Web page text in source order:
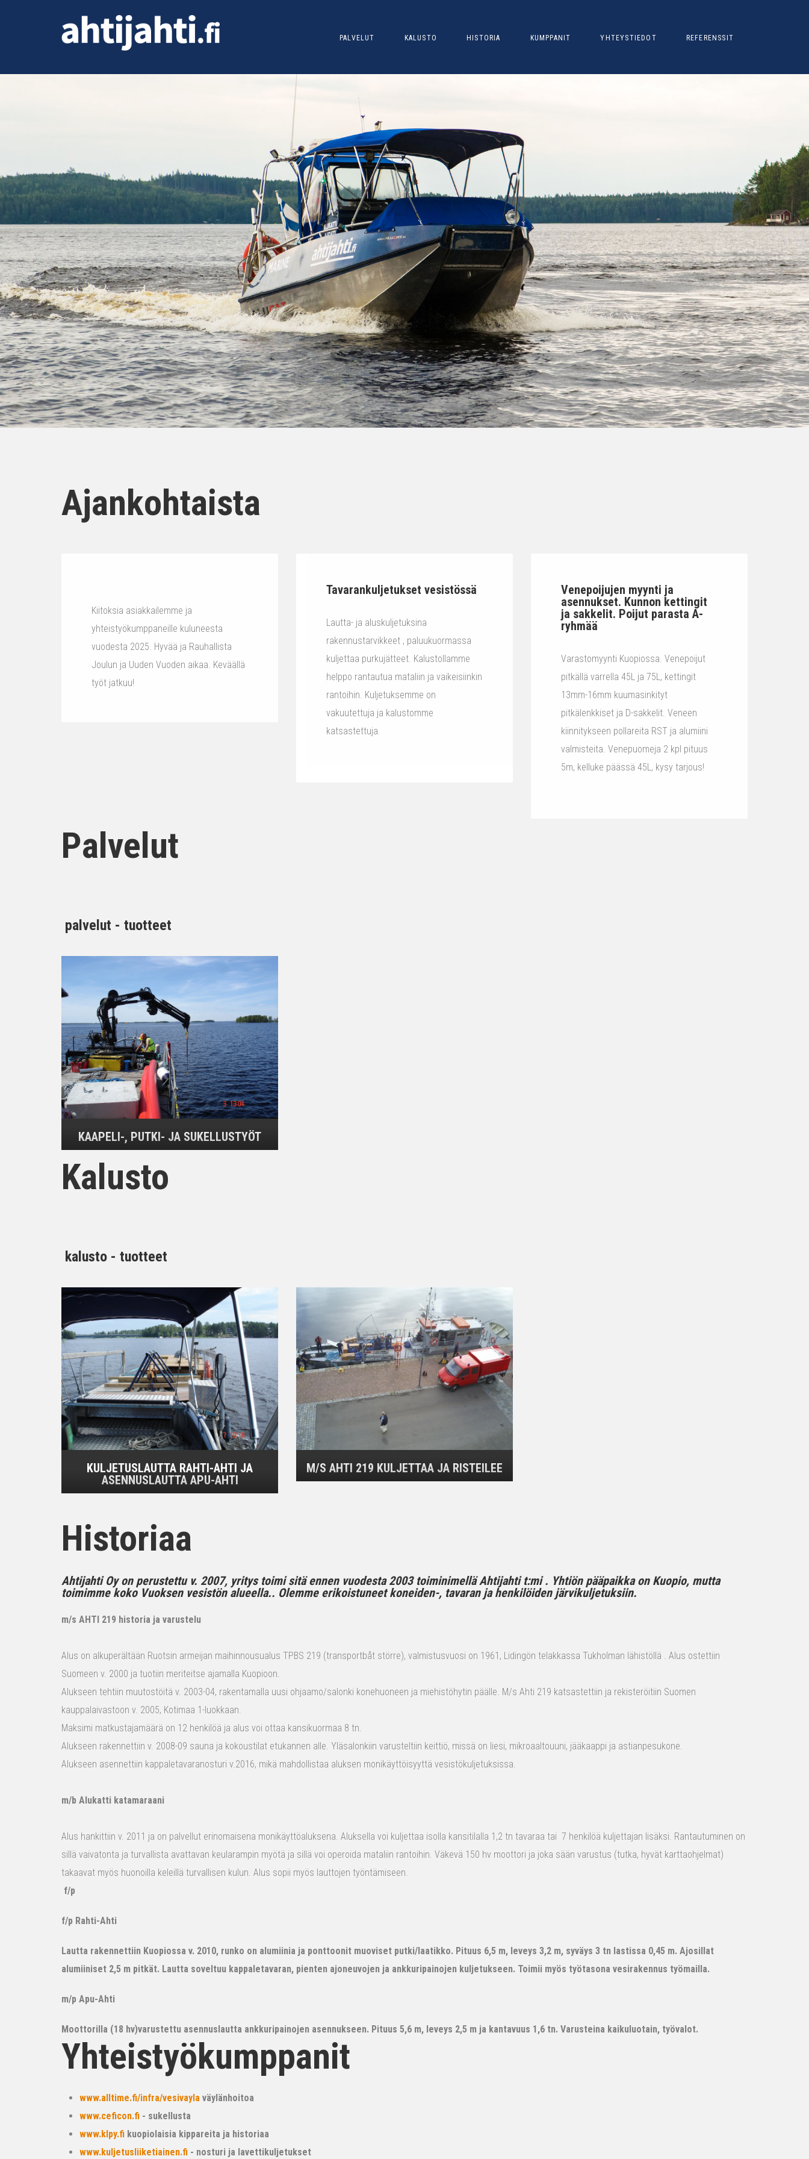
PALVELUT KALUSTO HISTORIA KUMPPANIT YHTEYSTIEDOT REFERENSSIT
Ajankohtaista
Kiitoksia asiakkailemme ja
yhteistyökumppaneille kuluneesta
vuodesta 2025. Hyvää ja Rauhallista
Joulun ja Uuden Vuoden aikaa. Keväällä
työt jatkuu!
Tavarankuljetukset vesistössä
Lautta- ja aluskuljetuksina
rakennustarvikkeet , paluukuormassa
kuljettaa purkujätteet. Kalustollamme
helppo rantautua mataliin ja vaikeisiinkin
rantoihin. Kuljetuksemme on
vakuutettuja ja kalustomme
katsastettuja.
Venepoijujen myynti ja
asennukset. Kunnon kettingit
ja sakkelit. Poijut parasta A-
ryhmää
Varastomyynti Kuopiossa. Venepoijut
pitkällä varrella 45L ja 75L, kettingit
13mm-16mm kuumasinkityt
pitkälenkkiset ja D-sakkelit. Veneen
kiinnitykseen pollareita RST ja alumiini
valmisteita. Venepuomeja 2 kpl pituus
5m, kelluke päässä 45L, kysy tarjous!
Palvelut
palvelut - tuotteet
KAAPELI-, PUTKI- JA SUKELLUSTYÖT
Kalusto
kalusto - tuotteet
KULJETUSLAUTTA RAHTI-AHTI JA
ASENNUSLAUTTA APU-AHTI
M/S AHTI 219 KULJETTAA JA RISTEILEE
Historiaa
Ahtijahti Oy on perustettu v. 2007, yritys toimi sitä ennen vuodesta 2003 toiminimellä Ahtijahti t:mi . Yhtiön pääpaikka on Kuopio, mutta
toimimme koko Vuoksen vesistön alueella.. Olemme erikoistuneet koneiden-, tavaran ja henkilöiden järvikuljetuksiin.
m/s AHTI 219 historia ja varustelu
Alus on alkuperältään Ruotsin armeijan maihinnousualus TPBS 219 (transportbåt större), valmistusvuosi on 1961, Lidingön telakkassa Tukholman lähistöllä . Alus ostettiin
Suomeen v. 2000 ja tuotiin meriteitse ajamalla Kuopioon.
Alukseen tehtiin muutostöitä v. 2003-04, rakentamalla uusi ohjaamo/salonki konehuoneen ja miehistöhytin päälle. M/s Ahti 219 katsastettiin ja rekisteröitiin Suomen
kauppalaivastoon v. 2005, Kotimaa 1-luokkaan.
Maksimi matkustajamäärä on 12 henkilöä ja alus voi ottaa kansikuormaa 8 tn.
Alukseen rakennettiin v. 2008-09 sauna ja kokoustilat etukannen alle. Yläsalonkiin varusteltiin keittiö, missä on liesi, mikroaaltouuni, jääkaappi ja astianpesukone.
Alukseen asennettiin kappaletavaranosturi v.2016, mikä mahdollistaa aluksen monikäyttöisyyttä vesistökuljetuksissa.
m/b Alukatti katamaraani
Alus hankittiin v. 2011 ja on palvellut erinomaisena monikäyttöaluksena. Aluksella voi kuljettaa isolla kansitilalla 1,2 tn tavaraa tai 7 henkilöä kuljettajan lisäksi. Rantautuminen on
sillä vaivatonta ja turvallista avattavan keularampin myötä ja sillä voi operoida mataliin rantoihin. Väkevä 150 hv moottori ja joka sään varustus (tutka, hyvät karttaohjelmat)
takaavat myös huonoilla keleillä turvallisen kulun. Alus sopii myös lauttojen työntämiseen.
f/p
f/p Rahti-Ahti
Lautta rakennettiin Kuopiossa v. 2010, runko on alumiinia ja ponttoonit muoviset putki/laatikko. Pituus 6,5 m, leveys 3,2 m, syväys 3 tn lastissa 0,45 m. Ajosillat
alumiiniset 2,5 m pitkät. Lautta soveltuu kappaletavaran, pienten ajoneuvojen ja ankkuripainojen kuljetukseen. Toimii myös työtasona vesirakennus työmailla.
m/p Apu-Ahti
Moottorilla (18 hv)varustettu asennuslautta ankkuripainojen asennukseen. Pituus 5,6 m, leveys 2,5 m ja kantavuus 1,6 tn. Varusteina kaikuluotain, työvalot.
Yhteistyökumppanit
www.alltime.fi/infra/vesivayla väylänhoitoa
www.ceficon.fi - sukellusta
www.klpy.fi kuopiolaisia kippareita ja historiaa
www.kuljetusliiketiainen.fi - nosturi ja lavettikuljetukset